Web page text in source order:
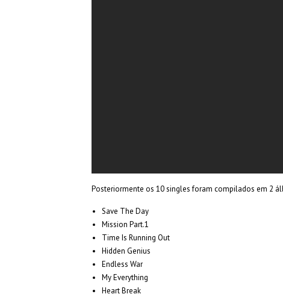
Posteriormente os 10 singles foram compilados em 2
Save The Day
Mission Part.1
Time Is Running Out
Hidden Genius
Endless War
My Everything
Heart Break